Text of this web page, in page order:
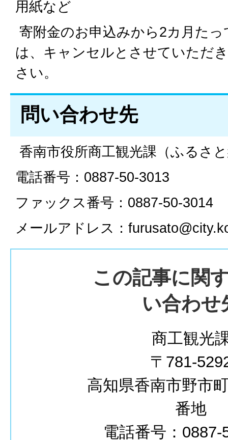
用紙など
寄附金のお申込みから2カ月た
は、キャンセルとさせていただ
さい。
問い合わせ先
香南市役所商工観光課（ふるさ
電話番号：0887-50-3013
ファックス番号：0887-50-3014
メールアドレス：
この記事に関
い合わせ
商工観光
〒781-
高知県香南市野市
番地
電話番号：0887-